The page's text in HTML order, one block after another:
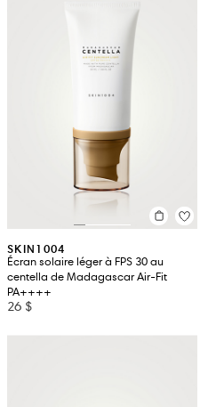
SKIN1004
Écran solaire léger à FPS 30 au
centella de Madagascar Air-Fit
PA++++
26 $